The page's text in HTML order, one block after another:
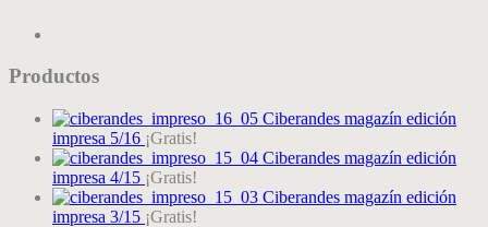
Productos
Ciberandes magazín edición
impresa 5/16 ¡Gratis!
Ciberandes magazín edición
impresa 4/15 ¡Gratis!
Ciberandes magazín edición
impresa 3/15 ¡Gratis!